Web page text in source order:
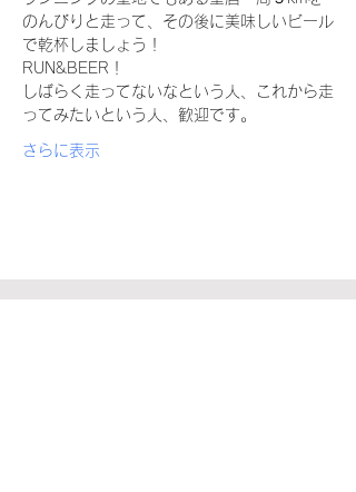
のんびりと走って、その後に美味しいビール
で乾杯しましょう！
RUN&BEER！
しばらく走ってないなという人、これから走
ってみたいという人、歓迎です。
さらに表示